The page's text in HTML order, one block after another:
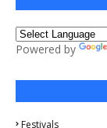
Powered by
Festivals